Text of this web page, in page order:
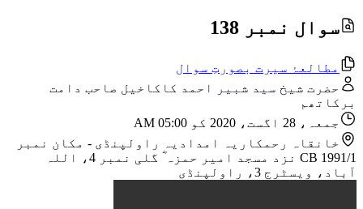
سوال نمبر 138
مطالعۂ سیرت بصورتِ سوال
حضرت شیخ سید شبیر احمد کاکاخیل صاحب دامت
برکاتھم
جمعہ، 28 اگست، 2020 کو 05:00 AM
خانقاہ رحمکاریہ امدادیہ راولپنڈی - مکان نمبر
CB 1991/1 نزد مسجد امیر حمزہ ؓ گلی نمبر 4، اللہ
آباد، ویسٹرج 3، راولپنڈی